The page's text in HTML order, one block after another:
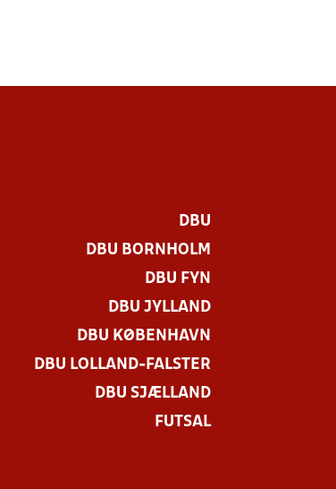
DBU
DBU BORNHOLM
DBU FYN
DBU JYLLAND
DBU KØBENHAVN
DBU LOLLAND-FALSTER
DBU SJÆLLAND
FUTSAL